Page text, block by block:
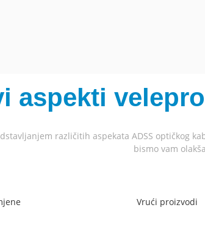
aspekti
različitih aspekata ADSS optičkog
bismo vam
Vrući proizvodi